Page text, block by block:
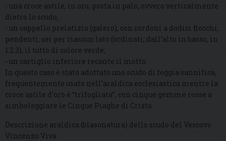
- una croce astile, in oro, posta in palo, ovvero verticalmente
dietro lo scudo;
- un cappello prelatizio (galero), con cordoni a dodici fiocchi,
pendenti, sei per ciascun lato (ordinati, dall’alto in basso, in
1.2.3), il tutto di colore verde;
- un cartiglio inferiore recante il motto.
In questo caso è stato adottato uno scudo di foggia sannitica,
frequentemente usato nell’araldica ecclesiastica mentre la
croce astile d’oro è “trifogliata”, con cinque gemme rosse a
simboleggiare le Cinque Piaghe di Cristo.
Descrizione araldica (blasonatura) dello scudo del Vescovo
Vincenzo Viva